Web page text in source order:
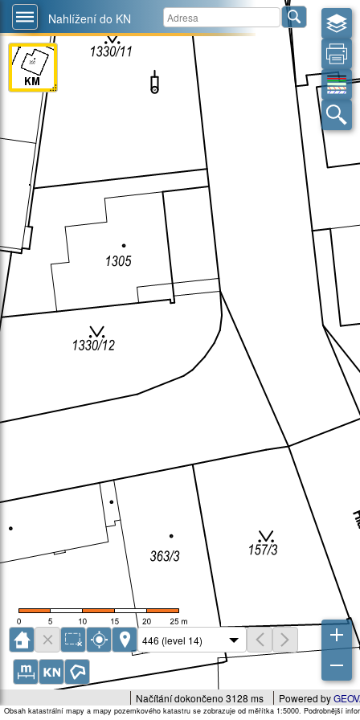
Nahlížení do KN
Powered by
Načítání dokončeno 3128 ms
Obsah katastrální mapy a mapy pozemkového katastru se zobrazuje od měřítka 1:5000. Podrobnější